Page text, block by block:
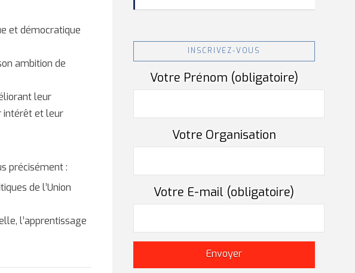
et démocratique
ambition de
leur
intérêt et leur
précisément :
de l’Union
l’apprentissage
INSCRIVEZ-VOUS
Votre Prénom (obligatoire)
Votre Organisation
Votre E-mail (obligatoire)